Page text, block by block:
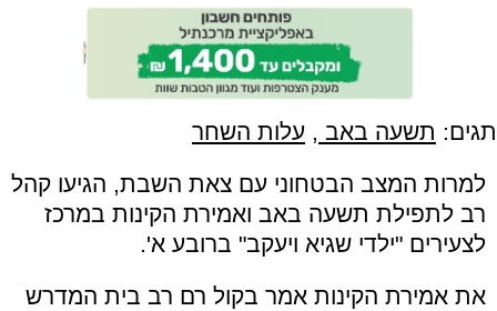
תגים: תשעה באב , עלות השחר
למרות המצב הבטחוני עם צאת השבת, הגיעו קהל
רב לתפילת תשעה באב ואמירת הקינות במרכז
לצעירים "ילדי שגיא ויעקב" ברובע א'.
את אמירת הקינות אמר בקול רם רב בית המדרש